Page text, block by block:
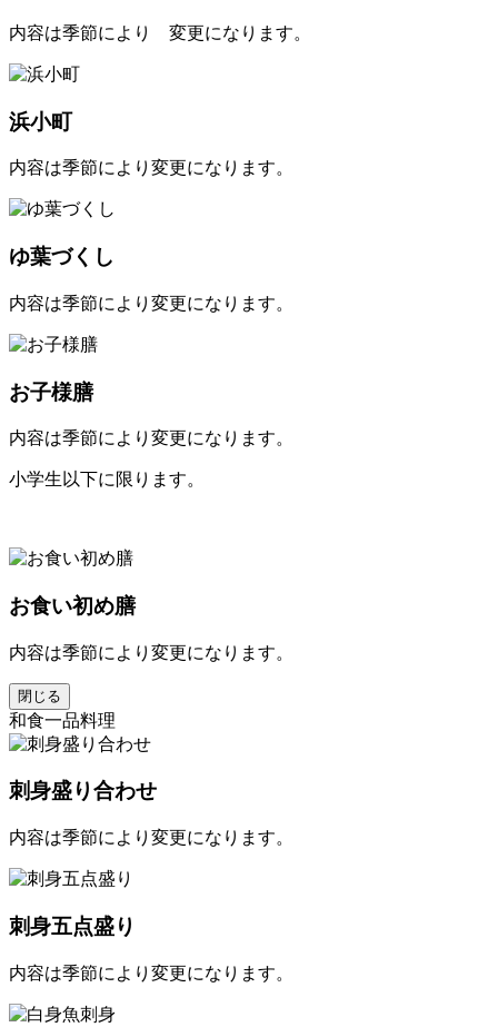
内容は季節により 変更になります。
浜小町
内容は季節により変更になります。
ゆ葉づくし
内容は季節により変更になります。
お子様膳
内容は季節により変更になります。
小学生以下に限ります。
お食い初め膳
内容は季節により変更になります。
閉じる
和食一品料理
刺身盛り合わせ
内容は季節により変更になります。
刺身五点盛り
内容は季節により変更になります。